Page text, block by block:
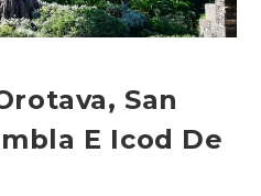
San
E Icod De